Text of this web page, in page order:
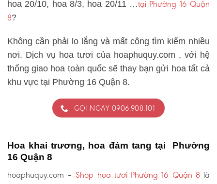
hoa 20/10, hoa 8/3, hoa 20/11 …tại Phường 16 Quận
8?
Không cần phải lo lắng và mất công tìm kiếm nhiều
nơi. Dịch vụ hoa tươi của hoaphuquy.com , với hệ
thống giao hoa toàn quốc sẽ thay bạn gửi hoa tất cả
khu vực tại Phường 16 Quận 8.
GỌI NGAY 0906.908.101
Hoa khai trương, hoa đám tang tại Phường
16 Quận 8
hoaphuquy.com – Shop hoa tươi Phường 16 Quận 8 là